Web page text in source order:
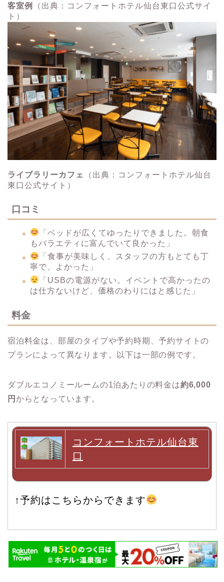
客室例
（出典：コンフォートホテル仙台東口公式サイ
ト）
ライブラリーカフェ
（出典：コンフォートホテル仙台
東口公式サイト）
口コミ
「ベッドが広くてゆったりできました。朝食
もバラエティに富んでいて良かった」
「食事が美味しく、スタッフの方もとても丁
寧で、よかった」 ​
「USBの電源がない。イベントで高かったの
は仕方ないけど、価格のわりにはと感じた」 ​
料金
宿泊料金は、部屋のタイプや予約時期、予約サイトの
プランによって異なります。​以下は一部の例です。
ダブルエコノミールームの1泊あたりの料金は約6,000
円 からとなっています。
コンフォートホテル仙台東
口
↑予約はこちらからできます